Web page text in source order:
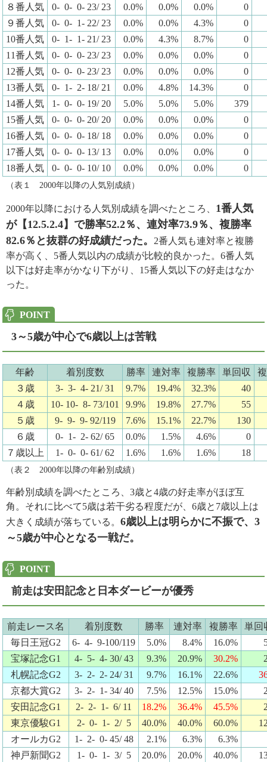
８番人気
0- 0- 0- 23/ 23 0.0% 0.0% 0.0%
0
９番人気
0- 0- 1- 22/ 23 0.0% 0.0% 4.3%
0
10番人気
0- 1- 1- 21/ 23 0.0% 4.3% 8.7%
0
11番人気
0- 0- 0- 23/ 23 0.0% 0.0% 0.0%
0
12番人気
0- 0- 0- 23/ 23 0.0% 0.0% 0.0%
0
13番人気
0- 1- 2- 18/ 21 0.0% 4.8% 14.3%
0
14番人気
1- 0- 0- 19/ 20 5.0% 5.0% 5.0%
379
15番人気
0- 0- 0- 20/ 20 0.0% 0.0% 0.0%
0
16番人気
0- 0- 0- 18/ 18 0.0% 0.0% 0.0%
0
17番人気
0- 0- 0- 13/ 13 0.0% 0.0% 0.0%
0
18番人気
0- 0- 0- 10/ 10 0.0% 0.0% 0.0% 0
（表１ 2000年以降の人気別成績）
2000年以降における人気別成績を調べたところ、 1番人気
が【12.5.2.4】で勝率52.2％、連対率73.9％、複勝率
82.6％と抜群の好成績だった。
2番人気も連対率と複勝
率が高く、5番人気以内の成績が比較的良かった。6番人気
以下は好走率がかなり下がり、15番人気以下の好走はなか
った。
3～5歳が中心で6歳以上は苦戦
年齢 着別度数 勝率 連対率 複勝率 単回収
３歳
3- 3- 4- 21/ 31 9.7% 19.4% 32.3%
40
４歳
10- 10- 8- 73/101 9.9% 19.8% 27.7%
55
５歳
9- 9- 9- 92/119 7.6% 15.1% 22.7%
130
６歳
0- 1- 2- 62/ 65 0.0% 1.5% 4.6%
0
７歳以上
1- 0- 0- 61/ 62 1.6% 1.6% 1.6% 18
（表２ 2000年以降の年齢別成績）
年齢別成績を調べたところ、3歳と4歳の好走率がほぼ互
角。それに比べて5歳は若干劣る程度だが、6歳と7歳以上は
大きく成績が落ちている。 6歳以上は明らかに不振で、3
～5歳が中心となる一戦だ。
前走は安田記念と日本ダービーが優秀
前走レース名 着別度数 勝率 連対率 複勝率
単回
毎日王冠G2
6- 4- 9-100/119 5.0% 8.4% 16.0%
宝塚記念G1
4- 5- 4- 30/ 43 9.3% 20.9% 30.2%
札幌記念G2
3- 2- 2- 24/ 31 9.7% 16.1% 22.6%
京都大賞G2
3- 2- 1- 34/ 40 7.5% 12.5% 15.0%
安田記念G1
2- 2- 1- 6/ 11 18.2% 36.4% 45.5%
東京優駿G1
2- 0- 1- 2/ 5 40.0% 40.0% 60.0%
オールカG2
1- 2- 0- 45/ 48 2.1% 6.3%
6.3%
神戸新聞G2
1- 0- 1- 3/ 5 20.0% 20.0% 40.0%